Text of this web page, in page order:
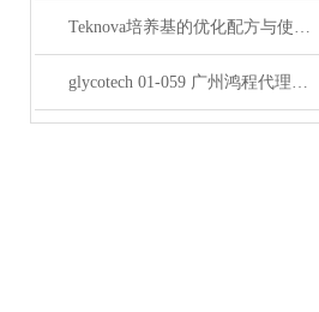
Teknova培养基的优化配方与使用技巧
glycotech 01-059 广州鸿程代理：开启糖生物学研究新征程